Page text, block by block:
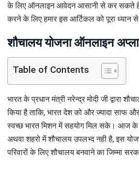
के लिए ऑनलाइन आवेदन आसानी से कर सकते है।
करने के लिए हमार इस आर्टिकल को पूरा ध्यान
शौचालय योजना ऑनलाइन
Table of Contents
भारत के प्रधान मंत्री नरेन्द्र मोदी जी द्वारा
किया है ताकि, भारत देश को और ज्यादा साफ
स्वच्छ भारत मिशन में सहयोग मिल सके। आज के
अथवा शहरो में शौचालय उपलभ्द नही है, इस
परिवारों के लिए शौचालय बनवाने का जिम्मा